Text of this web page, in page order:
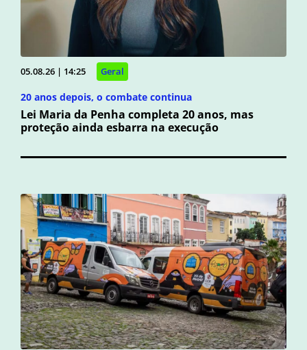
05.08.26 | 14:25 Geral
20 anos depois, o combate continua
Lei Maria da Penha completa 20 anos, mas
proteção ainda esbarra na execução